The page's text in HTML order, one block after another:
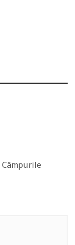
Câmpurile